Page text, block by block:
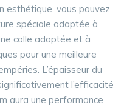
esthétique, vous pouvez
spéciale adaptée à
colle adaptée et à
pour une meilleure
L’épaisseur du
l’efficacité
aura une performance